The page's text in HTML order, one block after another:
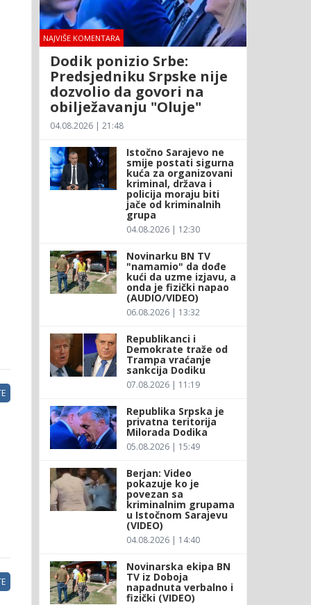
NAJVIŠE KOMENTARA
Dodik ponizio Srbe:
Predsjedniku Srpske nije
dozvolio da govori na
obilježavanju "Oluje"
04.08.2026 | 21:48
Istočno Sarajevo ne
smije postati sigurna
kuća za organizovani
kriminal, država i
policija moraju biti
jače od kriminalnih
grupa
04.08.2026 | 12:30
Novinarku BN TV
"namamio" da dođe
kući da uzme izjavu, a
onda je fizički napao
(AUDIO/VIDEO)
06.08.2026 | 13:32
Republikanci i
Demokrate traže od
Trampa vraćanje
sankcija Dodiku
07.08.2026 | 11:19
Republika Srpska je
privatna teritorija
Milorada Dodika
05.08.2026 | 15:49
Berjan: Video
pokazuje ko je
povezan sa
kriminalnim grupama
u Istočnom Sarajevu
(VIDEO)
04.08.2026 | 14:40
Novinarska ekipa BN
TV iz Doboja
napadnuta verbalno i
fizički (VIDEO)